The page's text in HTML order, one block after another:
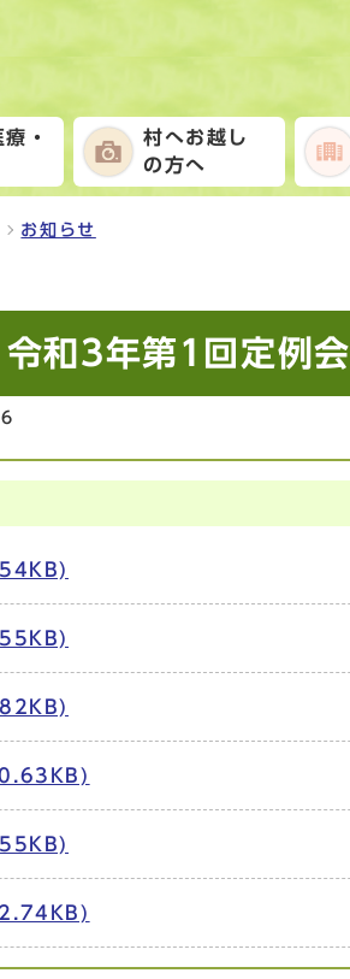
・
村へお越し
の方へ
お知らせ
和3年第1回定例会